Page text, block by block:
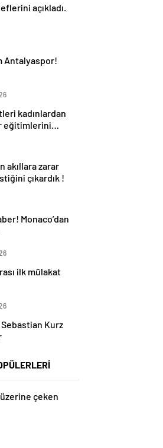
açıkladı.
Antalyaspor!
kadınlardan
eğitimlerini
akıllara zarar
çıkardık !
Monaco’dan
ilk mülakat
Kurz
çeken